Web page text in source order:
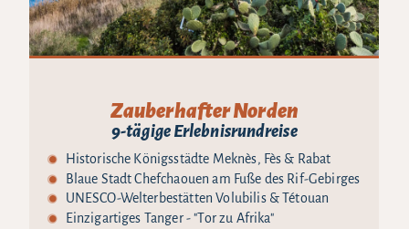
Zauberhafter Norden
9-tägige Erlebnisrundreise
Historische Königsstädte Meknès, Fès & Rabat
Blaue Stadt Chefchaouen am Fuße des Rif-Gebirges
UNESCO-Welterbestätten Volubilis & Tétouan
Einzigartiges Tanger - "Tor zu Afrika"